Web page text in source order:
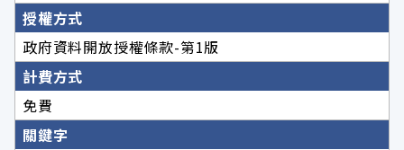
授權方式
政府資料開放授權條款-第1版
計費方式
免費
關鍵字